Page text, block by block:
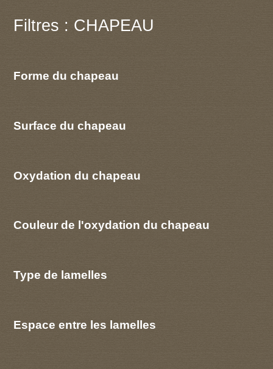
Filtres : CHAPEAU
Forme du chapeau
Surface du chapeau
Oxydation du chapeau
Couleur de l'oxydation du chapeau
Type de lamelles
Espace entre les lamelles